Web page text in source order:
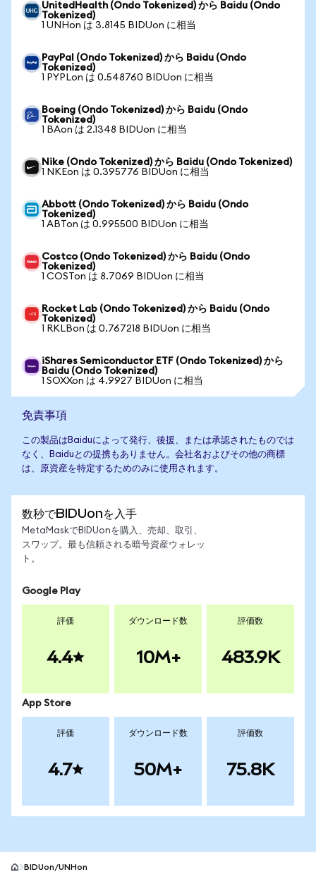
UnitedHealth (Ondo Tokenized) から Baidu (Ondo
Tokenized)
1 UNHon は 3.8145 BIDUon に相当
PayPal (Ondo Tokenized) から Baidu (Ondo
Tokenized)
1 PYPLon は 0.548760 BIDUon に相当
Boeing (Ondo Tokenized) から Baidu (Ondo
Tokenized)
1 BAon は 2.1348 BIDUon に相当
Nike (Ondo Tokenized) から Baidu (Ondo Tokenized)
1 NKEon は 0.395776 BIDUon に相当
Abbott (Ondo Tokenized) から Baidu (Ondo
Tokenized)
1 ABTon は 0.995500 BIDUon に相当
Costco (Ondo Tokenized) から Baidu (Ondo
Tokenized)
1 COSTon は 8.7069 BIDUon に相当
Rocket Lab (Ondo Tokenized) から Baidu (Ondo
Tokenized)
1 RKLBon は 0.767218 BIDUon に相当
iShares Semiconductor ETF (Ondo Tokenized) から
Baidu (Ondo Tokenized)
1 SOXXon は 4.9927 BIDUon に相当
免責事項
この製品はBaiduによって発行、後援、または承認されたものでは
なく、Baiduとの提携もありません。会社名およびその他の商標
は、原資産を特定するためのみに使用されます。
数秒でBIDUonを入手
MetaMaskでBIDUonを購入、売却、取引、
スワップ。最も信頼される暗号資産ウォレッ
ト。
Google Play
評価
4.4
ダウンロード数
10M+
評価数
483.9K
App Store
評価
4.7
ダウンロード数
50M+
評価数
75.8K
BIDUon/UNHon